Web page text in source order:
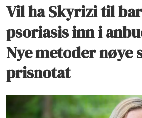
Vil ha Skyrizi til
psoriasis inn i
Nye metoder nøye
prisnotat